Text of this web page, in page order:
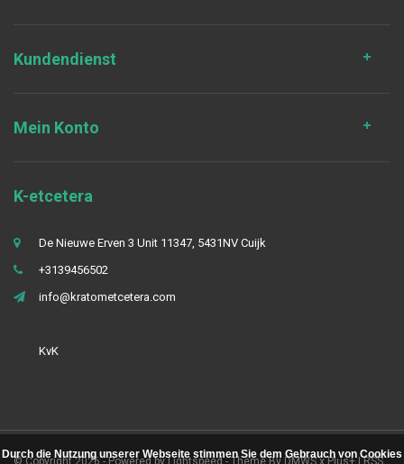
Kundendienst
Mein Konto
K-etcetera
De Nieuwe Erven 3 Unit 11347, 5431NV Cuijk
+3139456502
info@kratometcetera.com
KvK
© Copyright 2026 - Powered byLightspeed- Theme By DMWSxPlus+|RSS
Durch die Nutzung unserer Webseite stimmen Sie dem Gebrauch von Cookies